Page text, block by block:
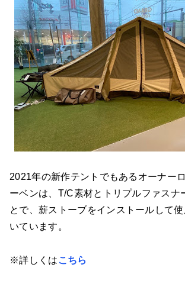
2021年の新作テントでもあるオーナー
ーベンは、T/C素材とトリプルファスナ
とで、薪ストーブをインストールして
いています。
※詳しくは こちら